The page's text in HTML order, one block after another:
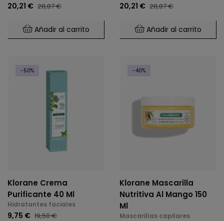
20,21 € 28,87 €
Añadir al carrito
20,21 € 28,87 €
Añadir al carrito
-50%
Klorane Crema
Purificante 40 Ml
Hidratantes faciales
9,75 € 19,50 €
-40%
Klorane Mascarilla
Nutritiva Al Mango 150
Ml
Mascarillas capilares